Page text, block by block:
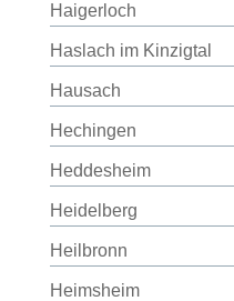
Haigerloch
Haslach im Kinzigtal
Hausach
Hechingen
Heddesheim
Heidelberg
Heilbronn
Heimsheim